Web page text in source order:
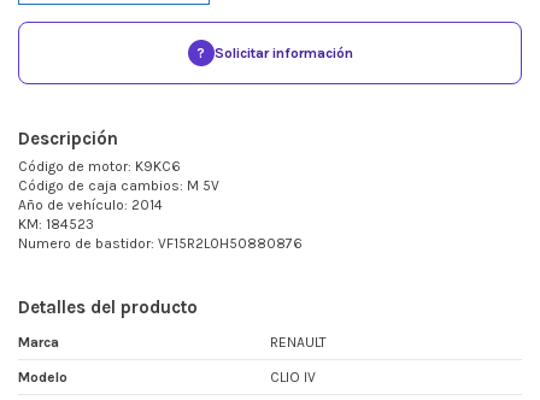
? Solicitar información
Descripción
Código de motor: K9KC6
Código de caja cambios: M 5V
Año de vehículo: 2014
KM: 184523
Numero de bastidor: VF15R2L0H50880876
Detalles del producto
Marca RENAULT
Modelo CLIO IV